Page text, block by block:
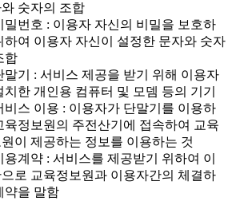
숫자의 조합
번호 : 이용자 자신의 비밀을 보호하
하여 이용자 자신이 설정한 문자와 숫자
합
기 : 서비스 제공을 받기 위해 이용자
치한 개인용 컴퓨터 및 모뎀 등의 기기
스 이용 : 이용자가 단말기를 이용하
육정보원의 주전산기에 접속하여 교육
이 제공하는 정보를 이용하는 것
계약 : 서비스를 제공받기 위하여 이
로 교육정보원과 이용자간의 체결하
약을 말함